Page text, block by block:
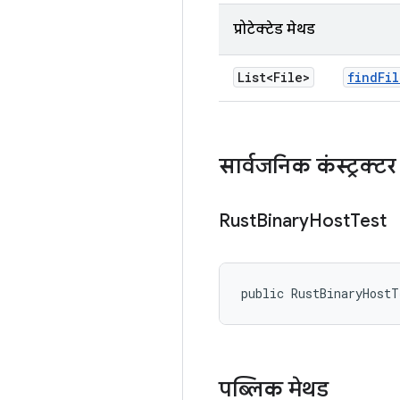
प्रोटेक्टेड मेथड
List<File> find
सार्वजनिक कंस्ट्रक्टर
RustBinaryHostTest
public
पब्लिक मेथड